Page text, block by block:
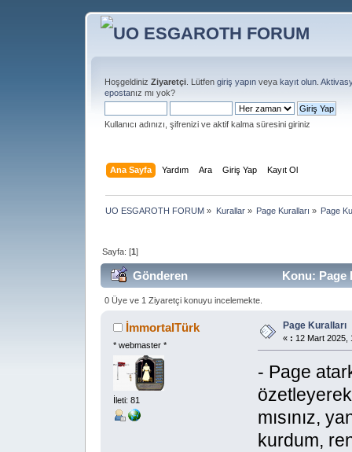
Hoşgeldiniz Ziyaretçi . Lütfen giriş yapın veya kayıt olun
epostanız mı yok?
Kullanıcı adınızı, şifrenizi ve aktif kalma süresini giriniz
Ana Sayfa Yardım Ara Giriş Yap Kayıt Ol
UO ESGAROTH FORUM » Kurallar» Page Kuralları » Page
Sayfa: [1]
Gönderen Konu: Page
0 Üye ve 1 Ziyaretçi konuyu incelemekte.
İmmortalTürk
* webmaster *
İleti: 81
Page Kuralları
« : 12 Mart 2025,
- Page
özetleyerek
mısınız,
kurdum,